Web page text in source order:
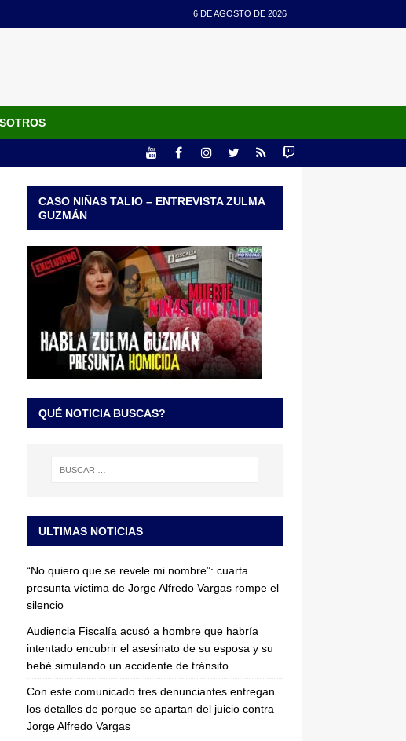
6 DE AGOSTO DE 2026
CASO NIÑAS TALIO – ENTREVISTA ZULMA
GUZMÁN
QUÉ NOTICIA BUSCAS?
ULTIMAS NOTICIAS
“No quiero que se revele mi nombre”: cuarta
presunta víctima de Jorge Alfredo Vargas rompe el
silencio
Audiencia Fiscalía acusó a hombre que habría
intentado encubrir el asesinato de su esposa y su
bebé simulando un accidente de tránsito
Con este comunicado tres denunciantes entregan
los detalles de porque se apartan del juicio contra
Jorge Alfredo Vargas